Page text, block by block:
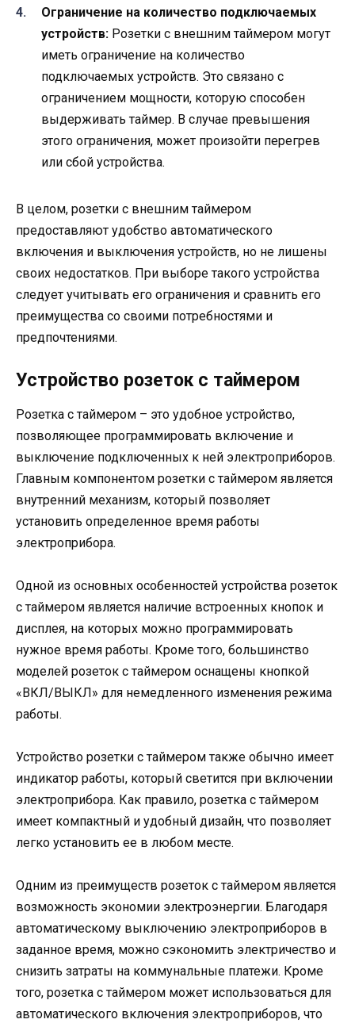
Ограничение на количество подключаемых
устройств: Розетки с внешним таймером могут
иметь ограничение на количество
подключаемых устройств. Это связано с
ограничением мощности, которую способен
выдерживать таймер. В случае превышения
этого ограничения, может произойти перегрев
или сбой устройства.
В целом, розетки с внешним таймером
предоставляют удобство автоматического
включения и выключения устройств, но не лишены
своих недостатков. При выборе такого устройства
следует учитывать его ограничения и сравнить его
преимущества со своими потребностями и
предпочтениями.
Устройство розеток с таймером
Розетка с таймером – это удобное устройство,
позволяющее программировать включение и
выключение подключенных к ней электроприборов.
Главным компонентом розетки с таймером является
внутренний механизм, который позволяет
установить определенное время работы
электроприбора.
Одной из основных особенностей устройства розеток
с таймером является наличие встроенных кнопок и
дисплея, на которых можно программировать
нужное время работы. Кроме того, большинство
моделей розеток с таймером оснащены кнопкой
«ВКЛ/ВЫКЛ» для немедленного изменения режима
работы.
Устройство розетки с таймером также обычно имеет
индикатор работы, который светится при включении
электроприбора. Как правило, розетка с таймером
имеет компактный и удобный дизайн, что позволяет
легко установить ее в любом месте.
Одним из преимуществ розеток с таймером является
возможность экономии электроэнергии. Благодаря
автоматическому выключению электроприборов в
заданное время, можно сэкономить электричество и
снизить затраты на коммунальные платежи. Кроме
того, розетка с таймером может использоваться для
автоматического включения электроприборов, что